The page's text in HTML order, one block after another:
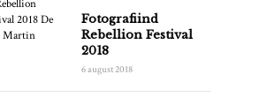
Fotografiind
Rebellion Festival
2018
6 august 2018